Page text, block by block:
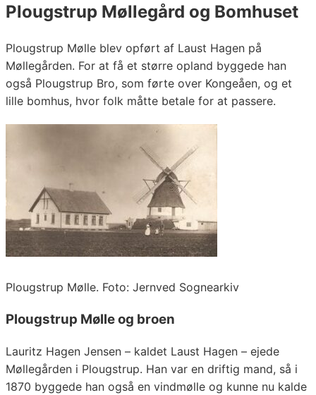
Plougstrup Møllegård og Bomhuset
Plougstrup Mølle blev opført af Laust Hagen på
Møllegården. For at få et større opland byggede han
også Plougstrup Bro, som førte over Kongeåen, og et
lille bomhus, hvor folk måtte betale for at passere.
Plougstrup Mølle. Foto: Jernved Sognearkiv
Plougstrup Mølle og broen
Lauritz Hagen Jensen – kaldet Laust Hagen – ejede
Møllegården i Plougstrup. Han var en driftig mand, så i
1870 byggede han også en vindmølle og kunne nu kalde